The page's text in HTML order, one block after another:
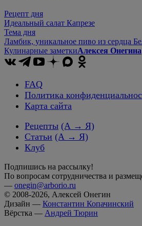
Рецепт дня
Идеальный салат Капрезе
Тема дня
Ламбик, уникальное пиво из сердца
Кулинарные заметкиАлексея Онегина
FAQ
Политика
Карта сайта
Рецепты (А → Я)
Статьи (А → Я)
Клуб
Подпишись на рассылку!
По вопросам сотрудничества и
— onegin@arborio.ru
© 2008-2026, Алексей Онегин
Дизайн — Константин Копачинский
Вёрстка — Андрей Тюрин